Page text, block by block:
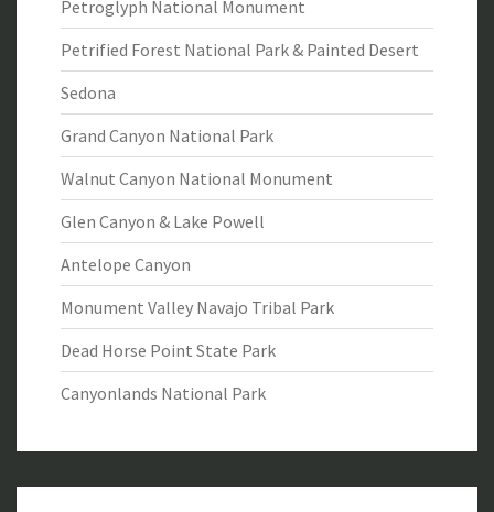
Petroglyph National Monument
Petrified Forest National Park & Painted Desert
Sedona
Grand Canyon National Park
Walnut Canyon National Monument
Glen Canyon & Lake Powell
Antelope Canyon
Monument Valley Navajo Tribal Park
Dead Horse Point State Park
Canyonlands National Park